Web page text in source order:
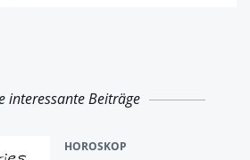
interessante Beiträge
HOROSKOP